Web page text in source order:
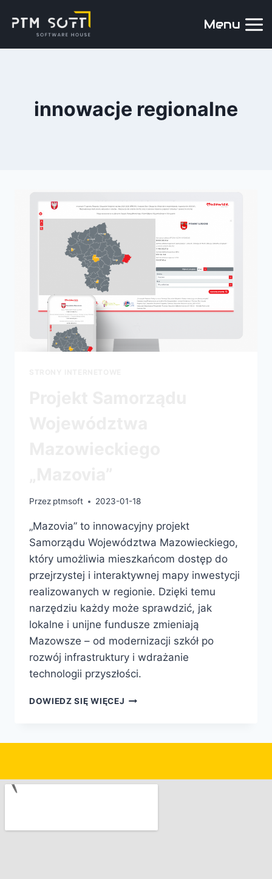
Menu
innowacje regionalne
Przez ptmsoft 2023-01-18
„Mazovia” to innowacyjny projekt
Samorządu Województwa Mazowieckiego,
który umożliwia mieszkańcom dostęp do
przejrzystej i interaktywnej mapy inwestycji
realizowanych w regionie. Dzięki temu
narzędziu każdy może sprawdzić, jak
lokalne i unijne fundusze zmieniają
Mazowsze – od modernizacji szkół po
rozwój infrastruktury i wdrażanie
technologii przyszłości.
DOWIEDZ SIĘ WIĘCEJ